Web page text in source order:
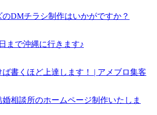
DMチラシ制作はいかがですか？
まで沖縄に行きます♪
ば書くほど上達します！ | アメブロ集客
婚相談所のホームページ制作いたしま